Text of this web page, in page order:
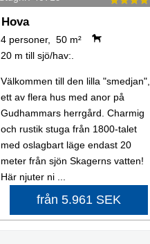
Hova
4 personer, 50 m²
20 m till sjö/hav:.
Välkommen till den lilla "smedjan",
ett av flera hus med anor på
Gudhammars herrgård. Charmig
och rustik stuga från 1800-talet
med oslagbart läge endast 20
meter från sjön Skagerns vatten!
Här njuter ni ...
från 5.961 SEK